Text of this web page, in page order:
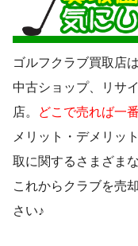
ゴルフクラブ買取店
中古ショップ、リサ
店。
どこで売れば一
メリット・デメリッ
取に関するさまざま
これからクラブを売
さい♪